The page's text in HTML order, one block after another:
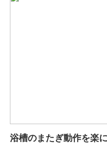
浴槽のまたぎ動作を楽